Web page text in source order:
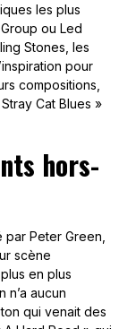
les plus
ou Led
Stones, les
pour
compositions,
Cat Blues »
hors-
Peter Green,
scène
en plus
n’a aucun
qui venait des